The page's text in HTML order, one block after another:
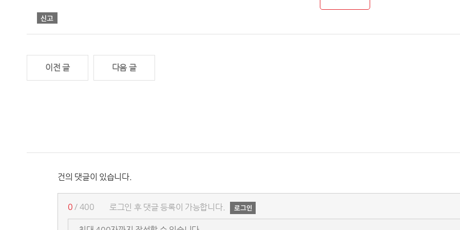
이전 글 다음 글
건의 댓글이 있습니다.
로그인 후 댓글 등록이 가능합니다.
0 / 400